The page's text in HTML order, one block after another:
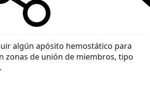
algún apósito hemostático para
zonas de unión de miembros, tipo